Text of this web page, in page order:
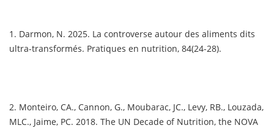
1. Darmon, N. 2025. La controverse autour des aliments dits
ultra-transformés. Pratiques en nutrition, 84(24-28).
2. Monteiro, CA., Cannon, G., Moubarac, JC., Levy, RB., Louzada,
MLC., Jaime, PC. 2018. The UN Decade of Nutrition, the NOVA